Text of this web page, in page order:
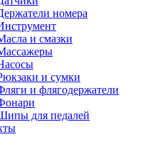
номера
и смазки
и сумки
и флягодержатели
для педалей